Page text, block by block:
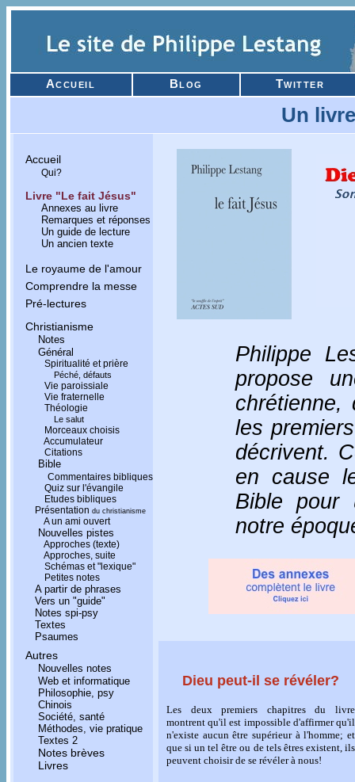
Accueil Blog Twitter
Un
Accueil
Qui?
Livre "Le fait Jésus"
Annexes au livre
Remarques et réponses
Un guide de lecture
Un ancien texte
Le royaume de l'amour
Comprendre la messe
Pré-lectures
Christianisme
Notes
Général
Spiritualité et prière
Péché, défauts
Vie paroissiale
Vie fraternelle
Théologie
Le salut
Morceaux choisis
Accumulateur
Citations
Bible
Commentaires bibliques
Quiz sur l'évangile
Etudes bibliques
Présentation du christianisme
A un ami ouvert
Nouvelles pistes
Approches (texte)
Approches, suite
Schémas et "lexique"
Petites notes
A partir de phrases
Vers un "guide"
Notes spi-psy
Textes
Psaumes
Autres
Nouvelles notes
Web et informatique
Philosophie, psy
Chinois
Société, santé
Méthodes, vie pratique
Textes 2
Notes brèves
Livres
Philippe
propose
les
décrivent.
en cause
Bible pour
notre
Dieu peut-il se révéler?
Les deux premiers chapitres du livre
montrent qu'il est impossible d'affirmer qu'il
n'existe aucun être supérieur à l'homme; et
que si un tel être ou de tels êtres existent, ils
peuvent choisir de se révéler à nous!